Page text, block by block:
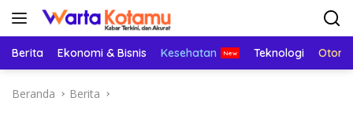
Langsung
Berita Ekonomi & Bisnis Kesehatan Teknologi
Beranda Berita